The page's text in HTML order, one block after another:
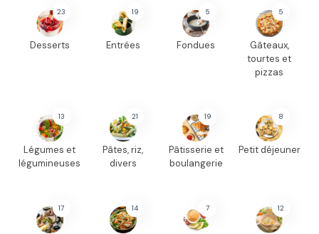
23
Desserts
19
Entrées
5
Fondues
5
Gâteaux,
tourtes et
pizzas
13
Légumes et
légumineuses
21
Pâtes, riz,
divers
19
Pâtisserie et
boulangerie
8
Petit déjeuner
17 14 7 12